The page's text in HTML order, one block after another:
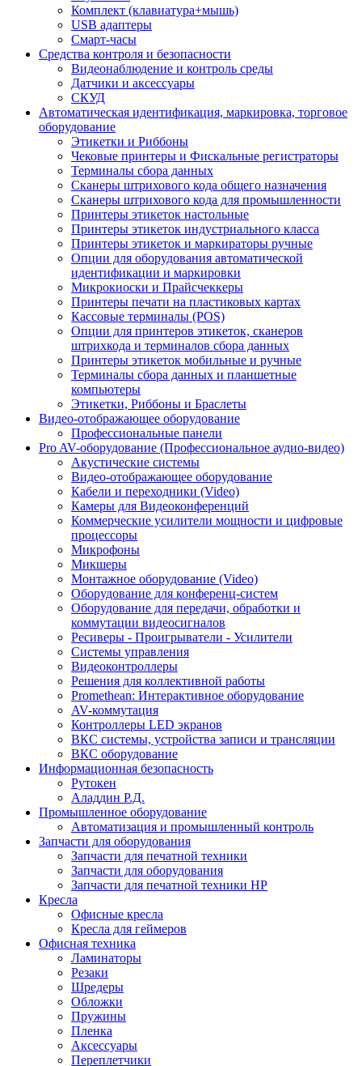
Комплект (клавиатура+мышь)
USB адаптеры
Смарт-часы
Средства контроля и безопасности
Видеонаблюдение и контроль среды
Датчики и аксессуары
СКУД
Автоматическая идентификация, маркировка, торговое
оборудование
Этикетки и Риббоны
Чековые принтеры и Фискальные регистраторы
Терминалы сбора данных
Сканеры штрихового кода общего назначения
Сканеры штрихового кода для промышленности
Принтеры этикеток настольные
Принтеры этикеток индустриального класса
Принтеры этикеток и маркираторы ручные
Опции для оборудования автоматической
идентификации и маркировки
Микрокиоски и Прайсчеккеры
Принтеры печати на пластиковых картах
Кассовые терминалы (POS)
Опции для принтеров этикеток, сканеров
штрихкода и терминалов сбора данных
Принтеры этикеток мобильные и ручные
Терминалы сбора данных и планшетные
компьютеры
Этикетки, Риббоны и Браслеты
Видео-отображающее оборудование
Профессиональные панели
Pro AV-оборудование (Профессиональное аудио-видео)
Акустические системы
Видео-отображающее оборудование
Кабели и переходники (Video)
Камеры для Видеоконференций
Коммерческие усилители мощности и цифровые
процессоры
Микрофоны
Микшеры
Монтажное оборудование (Video)
Оборудование для конференц-систем
Оборудование для передачи, обработки и
коммутации видеосигналов
Ресиверы - Проигрыватели - Усилители
Системы управления
Видеоконтроллеры
Решения для коллективной работы
Promethean: Интерактивное оборудование
AV-коммутация
Контроллеры LED экранов
ВКС системы, устройства записи и трансляции
ВКС оборудование
Информационная безопасность
Рутокен
Аладдин Р.Д.
Промышленное оборудование
Автоматизация и промышленный контроль
Запчасти для оборудования
Запчасти для печатной техники
Запчасти для оборудования
Запчасти для печатной техники HP
Кресла
Офисные кресла
Кресла для геймеров
Офисная техника
Ламинаторы
Резаки
Шредеры
Обложки
Пружины
Пленка
Аксессуары
Переплетчики